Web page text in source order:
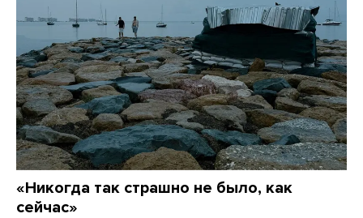
«Никогда так страшно не было, как
сейчас»